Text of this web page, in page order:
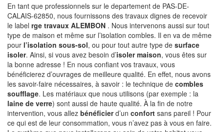
En tant que professionnels sur le departement de PAS-DE-
CALAIS-62850, nous fournissons des travaux dignes de recevoir
le label rge travaux ALEMBON . Nous intervenons aussi sur tout
type de maison et même sur l’isolation combles. Il en va de même
pour l’isolation sous-sol, ou pour tout autre type de surface
isoler. Ainsi, si vous avez besoin d’isoler maison, vous êtes sur
la bonne adresse ! En nous confiant vos travaux, vous
bénéficierez d’ouvrages de meilleure qualité. En effet, nous avons
les savoir-faire nécessaires, à savoir : le technique de combles
soufflage. Les matériaux que nous utilisons (par exemple : la
laine de verre) sont aussi de haute qualité. À la fin de notre
intervention, vous allez bénéficierd’un confort sans pareil ! Pour
ce qui est de leur consommation, vous n’avez pas à vous en faire.